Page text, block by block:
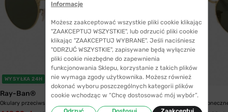
WYSYŁKA 24H
Ray-Ban®
Okulary przeciwsłoneczne Ray-Ban® 3447 001 47...
WYSYŁKA 24H
Ray-Ban®
Okulary
Informacje
Możesz zaakceptować wszystkie pliki cookie klikając
"ZAAKCEPTUJ WSZYSTKIE", lub odrzucić pliki cookie
klikając "ZAAKCEPTUJ WYBRANE". Jeśli naciśniesz
"ODRZUĆ WSZYSTKIE", zapisywane będą wyłącznie
pliki cookie niezbędne do zapewnienia
funkcjonowania Sklepu, korzystanie z takich plików
nie wymaga zgody użytkownika. Możesz również
dokonać wyboru poszczególnych kategorii plików
cookie wchodząc w “Chcę dostosować mój wybór”.